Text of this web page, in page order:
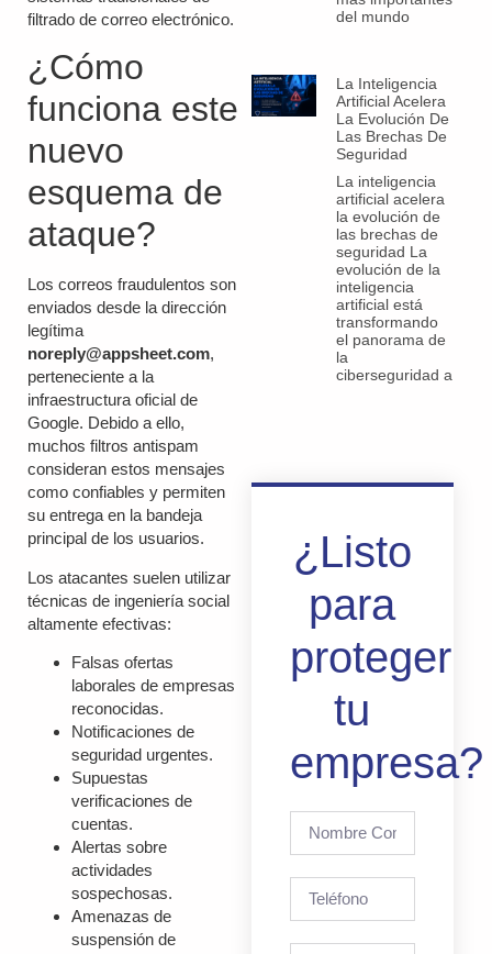
filtrado de correo electrónico.
¿Cómo
funciona este
nuevo
esquema de
ataque?
Los correos fraudulentos son
enviados desde la dirección
legítima
noreply@appsheet.com,
perteneciente a la
infraestructura oficial de
Google. Debido a ello,
muchos filtros antispam
consideran estos mensajes
como confiables y permiten
su entrega en la bandeja
principal de los usuarios.
Los atacantes suelen utilizar
técnicas de ingeniería social
altamente efectivas:
Falsas ofertas
laborales de empresas
reconocidas.
Notificaciones de
seguridad urgentes.
Supuestas
verificaciones de
cuentas.
Alertas sobre
actividades
sospechosas.
Amenazas de
suspensión de
del mundo
La Inteligencia
Artificial Acelera
La Evolución De
Las Brechas De
Seguridad
La inteligencia
artificial acelera
la evolución de
las brechas de
seguridad La
evolución de la
inteligencia
artificial está
transformando
el panorama de
la
ciberseguridad a
¿Listo
para
proteger
tu
empresa?